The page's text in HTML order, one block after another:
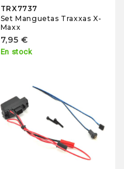
TRX7737
Set Manguetas Traxxas X-
Maxx
7,95 €
En stock